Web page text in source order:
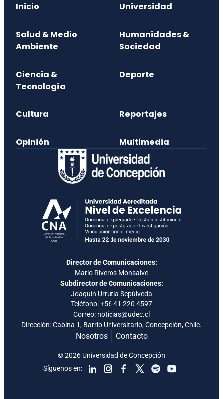
Inicio Universidad
Salud & Medio
Ambiente
Humanidades &
Sociedad
Ciencia &
Tecnología
Deporte
Cultura Reportajes
Opinión Multimedia
Director de Comunicaciones:
Mario Riveros Monsalve
Subdirector de Comunicaciones:
Joaquín Urrutia Sepúlveda
Teléfono:+56 41 220 4597
Correo: noticias@udec.cl
Dirección: Cabina 1, Barrio Universitario, Concepción, Chile.
Nosotros Contacto
Síguenos en:
© 2026 Universidad de Concepción